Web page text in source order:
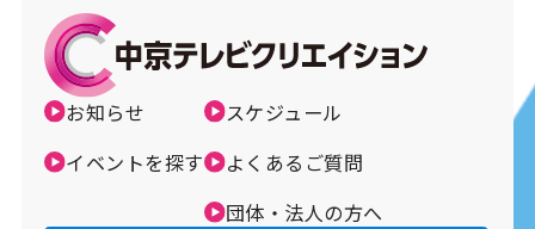
メルマガ登録
お知らせ
イベントを探す
スケジュール
よくあるご質問
団体・法人の方へ